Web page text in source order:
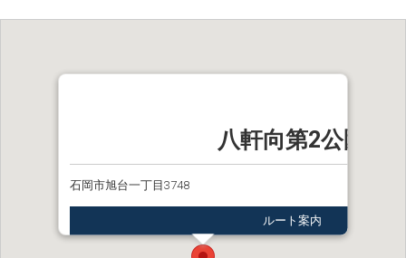
八軒向第2公園
石岡市旭台一丁目3748
ルート案内